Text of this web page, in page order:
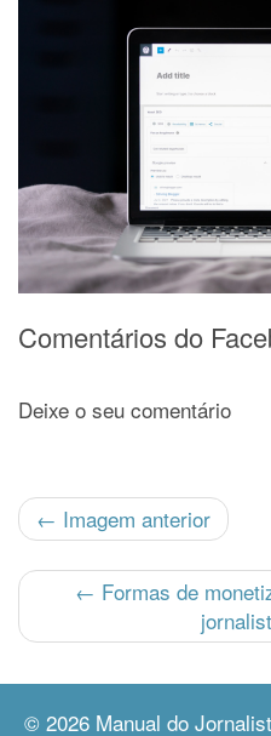
Comentários do
Deixe o seu comentário
← Imagem anterior
← Formas de
© 2026 Manual do